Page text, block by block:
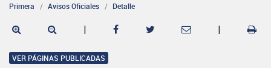
Primera Avisos Oficiales Detalle
| |
VER PÁGINAS PUBLICADAS